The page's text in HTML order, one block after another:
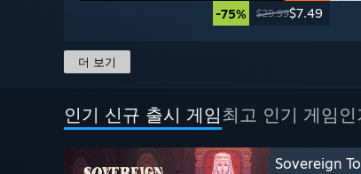
-75% $29.99$7.49
더 보기
인기 신규 출시 게임최고 인기 게임
Sovereign